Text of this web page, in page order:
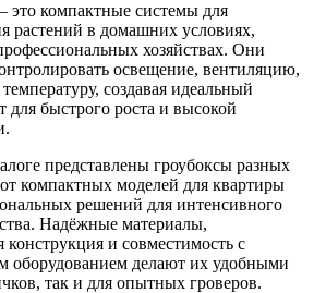
это компактные системы для
растений в домашних условиях,
хозяйствах. Они
освещение, вентиляцию,
создавая идеальный
для быстрого роста и высокой
представлены гроубоксы разных
компактных моделей для квартиры
решений для интенсивного
Надёжные материалы,
конструкция и совместимость с
оборудованием делают их удобными
так и для опытных гроверов.